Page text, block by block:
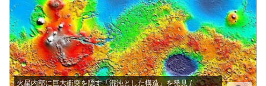
火星内部に巨大衝突を隠す「混沌とした構造」を発見 /